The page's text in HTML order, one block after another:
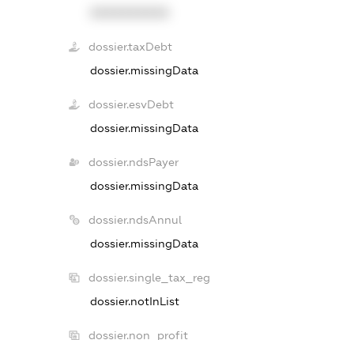
dossier.taxDebt
dossier.missingData
dossier.esvDebt
dossier.missingData
dossier.ndsPayer
dossier.missingData
dossier.ndsAnnul
dossier.missingData
dossier.single_tax_reg
dossier.notInList
dossier.non_profit